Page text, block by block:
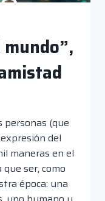
personas (que
del
maneras en el
ser, como
época: una